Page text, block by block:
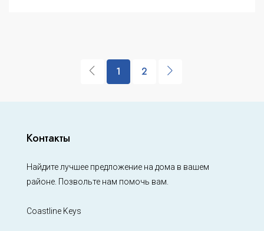
1 2
Контакты
Найдите лучшее предложение на дома в вашем
районе. Позвольте нам помочь вам.
Coastline Keys